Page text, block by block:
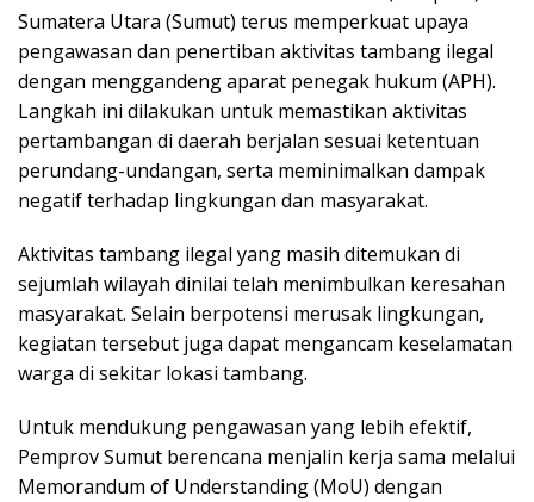
Sumatera Utara (Sumut) terus memperkuat upaya
pengawasan dan penertiban aktivitas tambang ilegal
dengan menggandeng aparat penegak hukum (APH).
Langkah ini dilakukan untuk memastikan aktivitas
pertambangan di daerah berjalan sesuai ketentuan
perundang-undangan, serta meminimalkan dampak
negatif terhadap lingkungan dan masyarakat.
Aktivitas tambang ilegal yang masih ditemukan di
sejumlah wilayah dinilai telah menimbulkan keresahan
masyarakat. Selain berpotensi merusak lingkungan,
kegiatan tersebut juga dapat mengancam keselamatan
warga di sekitar lokasi tambang.
Untuk mendukung pengawasan yang lebih efektif,
Pemprov Sumut berencana menjalin kerja sama melalui
Memorandum of Understanding (MoU) dengan